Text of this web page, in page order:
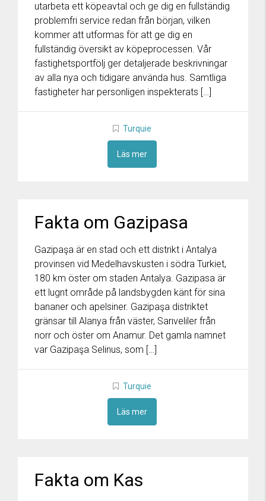
utarbeta ett köpeavtal och ge dig en fullständig
problemfri service redan från början, vilken
kommer att utformas för att ge dig en
fullständig översikt av köpeprocessen. Vår
fastighetsportfölj ger detaljerade beskrivningar
av alla nya och tidigare använda hus. Samtliga
fastigheter har personligen inspekterats […]
Turquie
Läs mer
Fakta om Gazipasa
Gazipaşa är en stad och ett distrikt i Antalya
provinsen vid Medelhavskusten i södra Turkiet,
180 km öster om staden Antalya. Gazipasa är
ett lugnt område på landsbygden känt för sina
bananer och apelsiner. Gazipaşa distriktet
gränsar till Alanya från väster, Sarıveliler från
norr och öster om Anamur. Det gamla namnet
var Gazipaşa Selinus, som […]
Turquie
Läs mer
Fakta om Kas